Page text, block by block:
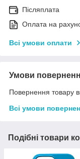
Післяплата
Оплата на
Всі умови оплати
Умови
Повернення товару
Всі умови
Подібні товари